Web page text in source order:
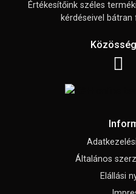
Értékesítőink széles
kérdéseivel
Általános
Elállási